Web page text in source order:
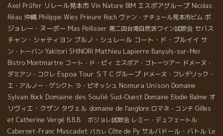
Axel Prüfer リレール見本市 Vin Nature BIM エスポアグループ Nicolas
Réau 沖縄 Philippe Wies Prieure Roch ヴァン・ナチュール見本市ビム ボ
ジョレー・ヌーボー Mas Pellisser 第二回台湾自然派ワイン試飲会 セバス
チャン・シャティヨン ブルノ・シュレール コート・ド・ブルイイ サ
ン・トーバン Yakitori SHINORI Mathieu Lapierre Banyuls-sur-Mer
Bistro Montmartre コート・ド・ピィ エスポア・ゴトーツアー ドメーヌ・
ダミアン・コクレ Espoa Tour ＳＴＣグループ ドメーヌ・フレデリック・
エ・アルノー・ゲシクト ラ・ピオッシュ Nomura Unison Domaine
Sylvain Bock Domaine des Soulié Sud-Ouest Domaine Elodie Balme オ
リヴィエ・クザン タヴェル domaine de l'anglore ロマネ・コンチ Gilles
et Catherine Vergé B.B.B. ボジョレ試飲会 レミー・デュフェートル
Cabernet-Franc Muscadet パカレ Côte de Py サルバドール・バトル Le